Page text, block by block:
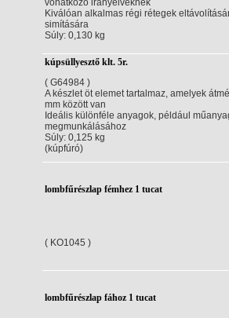
vonatkozó irányelveknek
Kiválóan alkalmas régi rétegek
simítására
Súly: 0,130 kg
kúpsüllyesztő klt. 5r.
( G64984 )
A készlet öt elemet tartalmaz, amelyek
mm között van
Ideális különféle anyagok, például
megmunkálásához
Súly: 0,125 kg
(kúpfúró)
lombfűrészlap fémhez 1 tucat
( KO1045 )
lombfűrészlap fához 1 tucat